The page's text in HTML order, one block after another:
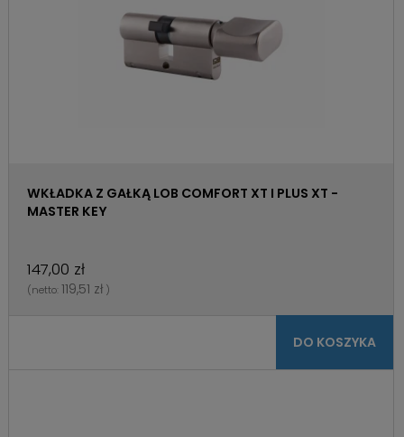
WKŁADKA Z GAŁKĄ LOB COMFORT XT I PLUS XT -
MASTER KEY
147,00 zł
(netto: 119,51 zł )
DO KOSZYKA